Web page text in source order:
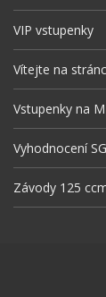
VIP vstupenky
Vítejte na
Vstupenky na
Vyhodnocení
Závody 125